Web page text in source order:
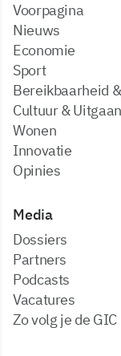
Voorpagina
Nieuws
Economie
Sport
Bereikbaarheid
Cultuur & Uitgaan
Wonen
Innovatie
Opinies
Media
dossiers
partners
podcasts
vacatures
zo volg je de GIC